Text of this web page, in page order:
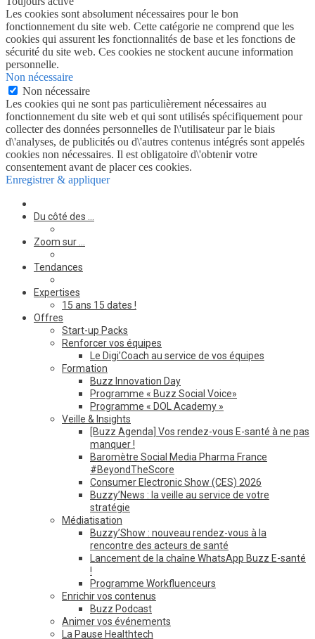
Les cookies sont absolument nécessaires pour le bon
fonctionnement du site web. Cette catégorie ne comprend que les
cookies qui assurent les fonctionnalités de base et les fonctions de
sécurité du site web. Ces cookies ne stockent aucune information
personnelle.
Non nécessaire
Non nécessaire
Les cookies qui ne sont pas particulièrement nécessaires au
fonctionnement du site web et qui sont utilisés spécifiquement pour
collecter des données personnelles de l\'utilisateur par le biais
d\'analyses, de publicités ou d\'autres contenus intégrés sont appelés
cookies non nécessaires. Il est obligatoire d\'obtenir votre
consentement avant de placer ces cookies.
Enregistrer & appliquer
Du côté des …
Zoom sur …
Tendances
Expertises
15 ans 15 dates !
Offres
Start-up Packs
Renforcer vos équipes
Le Digi’Coach au service de vos équipes
Formation
Buzz Innovation Day
Programme « Buzz Social Voice»
Programme « DOL Academy »
Veille & Insights
[Buzz Agenda] Vos rendez-vous E-santé à ne pas
manquer !
Baromètre Social Media Pharma France
#BeyondTheScore
Consumer Electronic Show (CES) 2026
Buzzy’News : la veille au service de votre
stratégie
Médiatisation
Buzzy’Show : nouveau rendez-vous à la
rencontre des acteurs de santé
Lancement de la chaîne WhatsApp Buzz E-santé
!
Programme Workfluenceurs
Enrichir vos contenus
Buzz Podcast
Animer vos événements
La Pause Healthtech